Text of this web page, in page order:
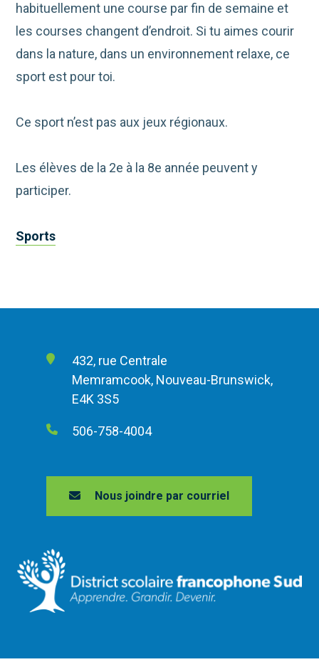
habituellement une course par fin de semaine et
les courses changent d’endroit. Si tu aimes courir
dans la nature, dans un environnement relaxe, ce
sport est pour toi.
Ce sport n’est pas aux jeux régionaux.
Les élèves de la 2e à la 8e année peuvent y
participer.
Sports
432, rue Centrale
Memramcook, Nouveau-Brunswick,
E4K 3S5
506-758-4004
Nous joindre par courriel